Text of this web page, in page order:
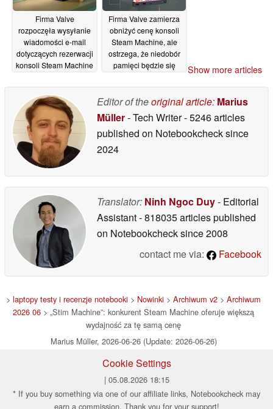
Firma Valve
rozpoczęła wysyłanie
wiadomości e-mail
dotyczących rezerwacji
konsoli Steam Machine
Firma Valve zamierza
obniżyć cenę konsoli
Steam Machine, ale
ostrzega, że niedobór
pamięci będzie się
Show more articles
Editor of theoriginal article: Marius
Müller- Tech Writer- 5246 articles
published on Notebookchecksince
2024
Translator: Ninh Ngoc Duy- Editorial
Assistant- 818035 articles published
on Notebookchecksince 2008
contact me via:
Facebook
> laptopy testy i recenzje notebooki > Nowinki > Archiwum v2 > Archiwum
2026 06 > „Stim Machine”: konkurent Steam Machine oferuje większą
wydajność za tę samą cenę
Marius Müller, 2026-06-26 (Update: 2026-06-26)
Cookie Settings
| 05.08.2026 18:15
* If you buy something via one of our affiliate links, Notebookcheck may
earn a commission. Thank you for your support!